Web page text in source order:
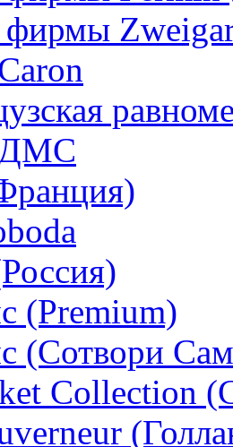
фирмы
ДМС
(Premium)
(Сотвори
Collection